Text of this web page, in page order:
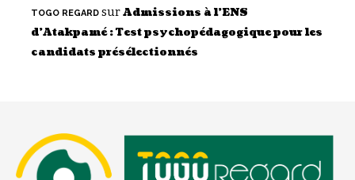
TOGO REGARD surAdmissions à l’ENS
d’Atakpamé : Test psychopédagogique pour les
candidats présélectionnés